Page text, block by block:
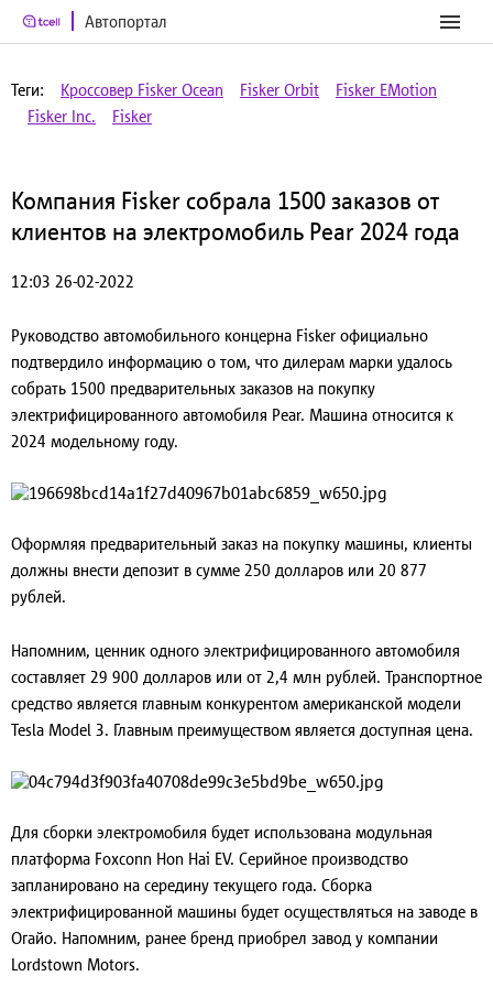
Автопортал
Теги: Кроссовер Fisker Ocean Fisker Orbit
Fisker EMotion
Fisker Inc.
Fisker
Компания Fisker собрала 1500 заказов от
клиентов на электромобиль Pear 2024 года
12:03 26-02-2022
Руководство автомобильного концерна Fisker официально
подтвердило информацию о том, что дилерам марки удалось
собрать 1500 предварительных заказов на покупку
электрифицированного автомобиля Pear. Машина относится к
2024 модельному году.
Оформляя предварительный заказ на покупку машины, клиенты
должны внести депозит в сумме 250 долларов или 20 877
рублей.
Напомним, ценник одного электрифицированного автомобиля
составляет 29 900 долларов или от 2,4 млн рублей. Транспортное
средство является главным конкурентом американской модели
Tesla Model 3. Главным преимуществом является доступная цена.
Для сборки электромобиля будет использована модульная
платформа Foxconn Hon Hai EV. Серийное производство
запланировано на середину текущего года. Сборка
электрифицированной машины будет осуществляться на заводе в
Огайо. Напомним, ранее бренд приобрел завод у компании
Lordstown Motors.